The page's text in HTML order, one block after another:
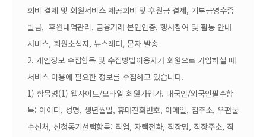
회비 결제 및 회원서비스 제공회비 및 후원금 결제, 기부금영수증
발급, 후원내역관리, 금융거래 본인인증, 행사참여 및 활동 안내
서비스, 회원소식지, 뉴스레터, 문자 발송
2. 개인정보 수집항목 및 수집방법이용자가 회원으로 가입하실 때
서비스 이용에 필요한 정보를 수집하고 있습니다.
1) 항목명(1) 웹사이트/모바일 회원가입가. 내국인/외국인필수항
목: 아이디, 성명, 생년월일, 휴대전화번호, 이메일, 집주소, 우편물
수신처, 신청동기선택항목: 직업, 자택전화, 직장명, 직장주소, 직